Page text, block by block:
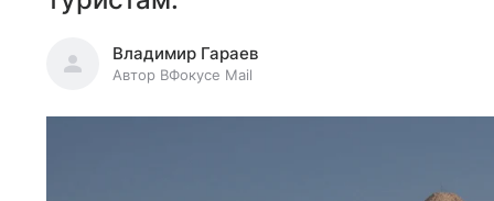
Владимир Гараев
Автор ВФокусе Mail